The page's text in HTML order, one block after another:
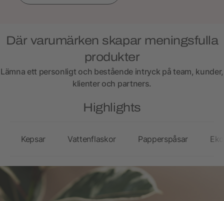
Där varumärken skapar meningsfulla
produkter
Lämna ett personligt och bestående intryck på team, kunder,
klienter och partners.
Highlights
Kepsar Vattenflaskor Papperspåsar